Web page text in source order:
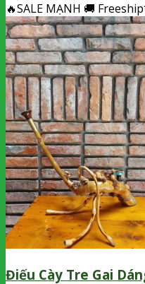
🔥SALE MẠNH 🚚
Điếu Cày Tre Gai